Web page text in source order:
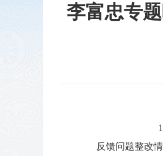
李富忠专
反馈问题整改